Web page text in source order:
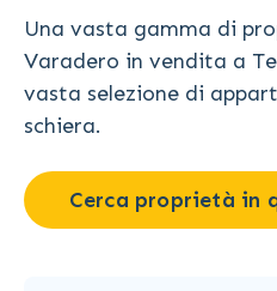
Una vasta gamma di
Varadero in vendita a
vasta selezione di
schiera.
Cerca proprietà in